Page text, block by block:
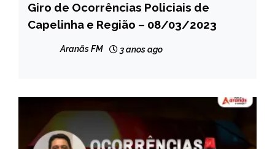
CAPELINHA
MINAS
Giro de Ocorrências Policiais de
Capelinha e Região – 08/03/2023
Aranãs FM 3 anos ago